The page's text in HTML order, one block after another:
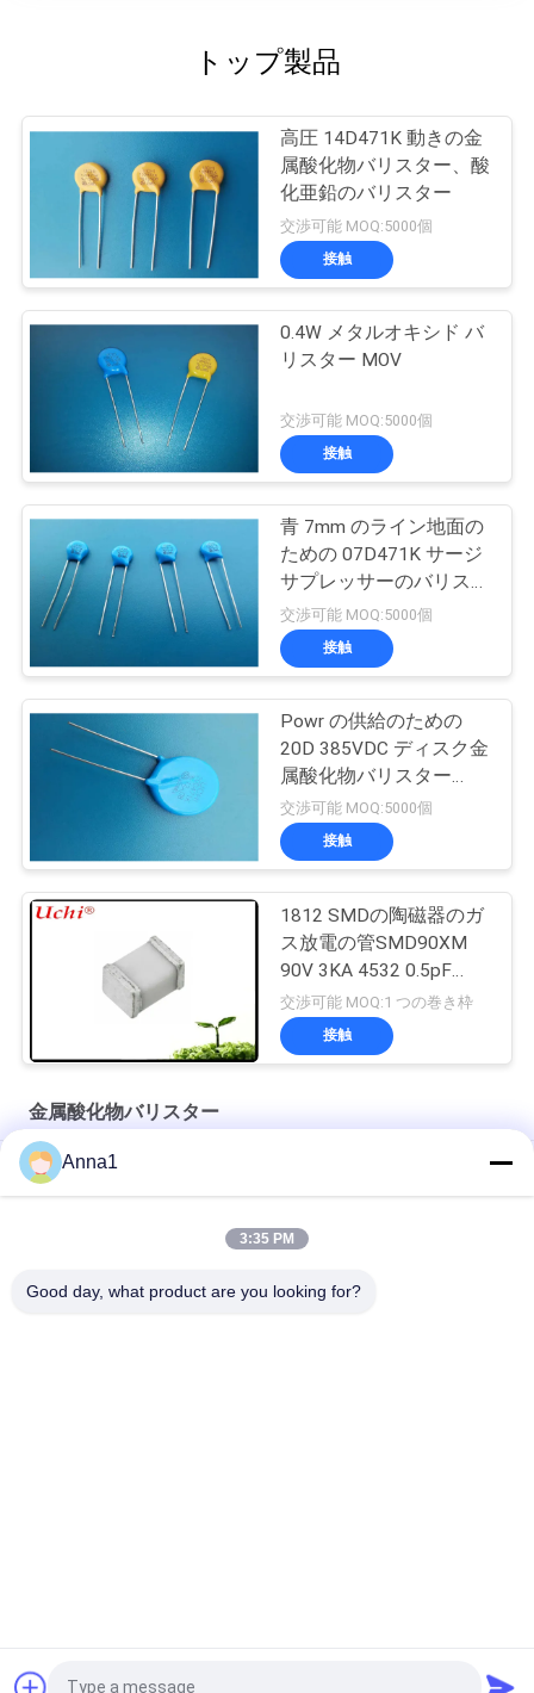
PRIVACY
POLICY
トップ製品
高圧 14D471K 動きの金
属酸化物バリスター、酸
化亜鉛のバリスター
交渉可能 MOQ:5000個
接触
0.4W メタルオキシド バ
リスター MOV
交渉可能 MOQ:5000個
接触
青 7mm のライン地面の
ための 07D471K サージ
サプレッサーのバリスタ
ー 300VAC
交渉可能 MOQ:5000個
接触
Powr の供給のための
20D 385VDC ディスク金
属酸化物バリスター
20D471K の青
交渉可能 MOQ:5000個
接触
1812 SMDの陶磁器のガ
ス放電の管SMD90XM
90V 3KA 4532 0.5pF
UN1812-90CSMD
交渉可能 MOQ:1 つの巻き枠
接触
金属酸化物バリスター
冷凍装置のためのマイクロ回転式圧縮機を冷却する500W
Anna1
3:35 PM
Good day, what product are you looking for?